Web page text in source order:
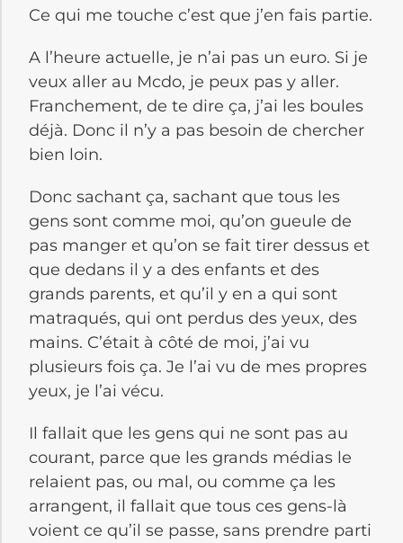
Ce qui me touche c’est que j’en fais partie.
A l’heure actuelle, je n’ai pas un euro. Si je
veux aller au Mcdo, je peux pas y aller.
Franchement, de te dire ça, j’ai les boules
déjà. Donc il n’y a pas besoin de chercher
bien loin.
Donc sachant ça, sachant que tous les
gens sont comme moi, qu’on gueule de
pas manger et qu’on se fait tirer dessus et
que dedans il y a des enfants et des
grands parents, et qu’il y en a qui sont
matraqués, qui ont perdus des yeux, des
mains. C’était à côté de moi, j’ai vu
plusieurs fois ça. Je l’ai vu de mes propres
yeux, je l’ai vécu.
Il fallait que les gens qui ne sont pas au
courant, parce que les grands médias le
relaient pas, ou mal, ou comme ça les
arrangent, il fallait que tous ces gens-là
voient ce qu’il se passe, sans prendre parti